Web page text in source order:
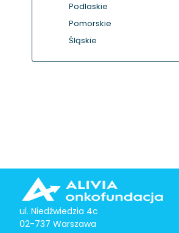
Podlaskie
Pomorskie
Śląskie
ul. Niedźwiedzia 4c
02-737 Warszawa